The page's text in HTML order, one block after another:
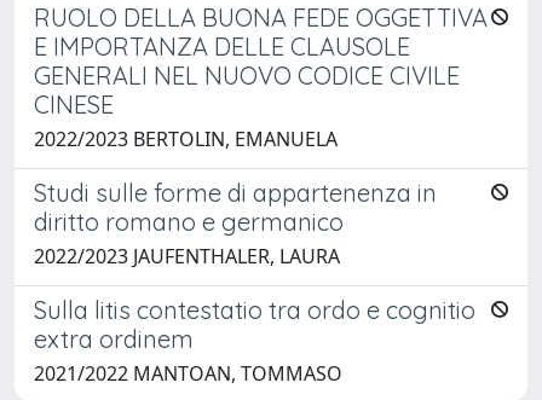
RUOLO DELLA BUONA FEDE OGGETTIVA
E IMPORTANZA DELLE CLAUSOLE
GENERALI NEL NUOVO CODICE CIVILE
CINESE
2022/2023 BERTOLIN, EMANUELA
Studi sulle forme di appartenenza in
diritto romano e germanico
2022/2023 JAUFENTHALER, LAURA
Sulla litis contestatio tra ordo e cognitio
extra ordinem
2021/2022 MANTOAN, TOMMASO